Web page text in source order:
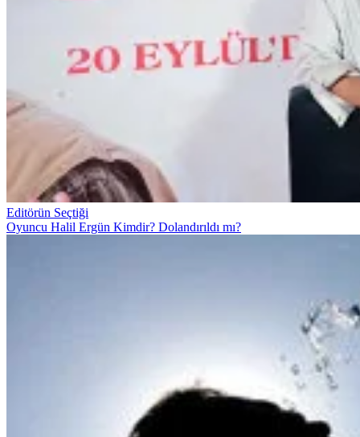
Editörün Seçtiği
Oyuncu Halil Ergün Kimdir? Dolandırıldı mı?